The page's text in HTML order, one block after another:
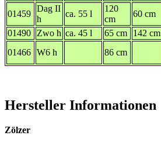
01459
Dag II
h
ca. 55 l
120
cm
60 cm
01490
Zwo h ca. 45 l 65 cm 142 cm
01466 W6 h 86 cm
Hersteller Informationen
Zölzer